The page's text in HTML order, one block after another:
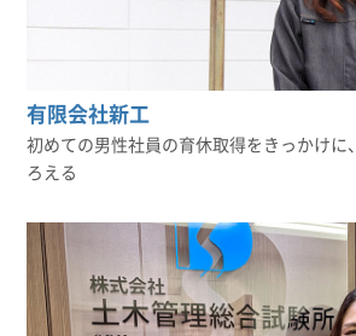
有限会社新工
初めての男性社員の育休取得をきっかけに
ろえる